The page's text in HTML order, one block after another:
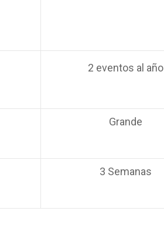
2 eventos al año
Grande
3 Semanas